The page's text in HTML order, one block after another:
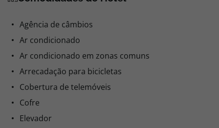
Agência de câmbios
Ar condicionado
Ar condicionado em zonas comuns
Arrecadação para bicicletas
Cobertura de telemóveis
Cofre
Elevador